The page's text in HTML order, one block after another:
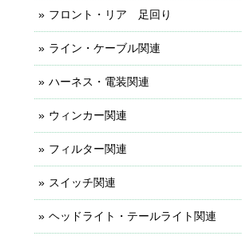
フロント・リア 足回り
ライン・ケーブル関連
ハーネス・電装関連
ウィンカー関連
フィルター関連
スイッチ関連
ヘッドライト・テールライト関連